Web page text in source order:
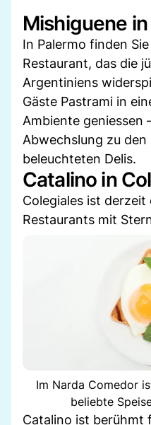
Mishiguene
In Palermo finden
Restaurant, das die
Argentiniens
Gäste Pastrami in
Ambiente geniessen
Abwechslung zu den
beleuchteten Delis.
Catalino in
Colegiales ist
Restaurants mit
Im Narda Comedor
beliebte
Catalino ist berühmt